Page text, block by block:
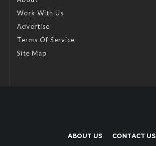
Work With Us
Advertise
Terms Of Service
Site Map
ABOUT US CONTACT US